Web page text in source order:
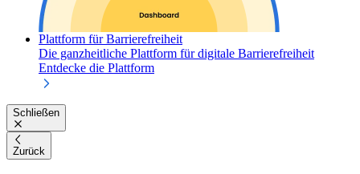
Plattform für Barrierefreiheit
Die ganzheitliche Plattform für digitale Barrierefreiheit
Entdecke die Plattform
Schließen
Zurück